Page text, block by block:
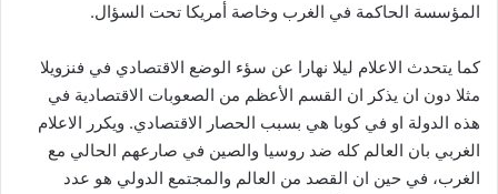
المؤسسة الحاكمة في الغرب وخاصة أمريكا تحت السؤال.
كما يتحدث الاعلام ليلا نهارا عن سؤء الوضع الاقتصادي في فنزويلا
مثلا دون ان يذكر ان القسم الأعظم من الصعوبات الاقتصادية في
هذه الدولة او في كوبا هي بسبب الحصار الاقتصادي. ويكرر الاعلام
الغربي بان العالم كله ضد روسيا والصين في صارعهم الحالي مع
الغرب، في حين ان القصد من العالم والمجتمع الدولي هو عدد